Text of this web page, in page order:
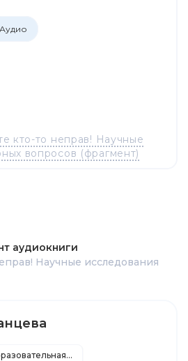
Аудио
кто-то неправ! Научные
вопросов (фрагмент)
аудиокниги
Научные исследования
Прочая образовательная литература